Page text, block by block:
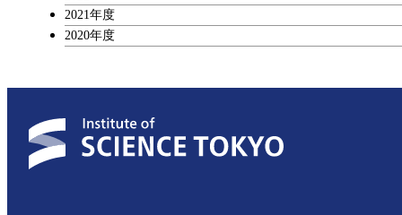
2021年度
2020年度